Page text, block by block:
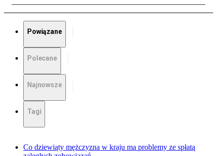
Powiązane
Polecane
Najnowsze
Tagi
Co dziewiąty mężczyzna w kraju ma problemy ze spłatą